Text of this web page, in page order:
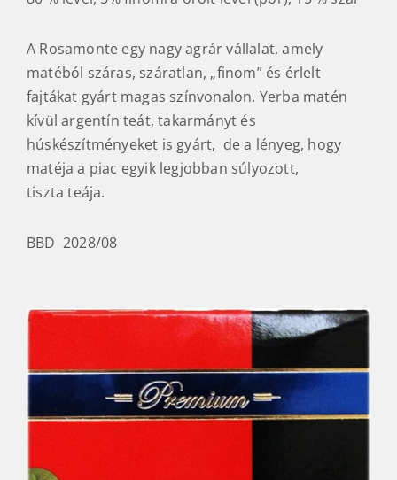
A Rosamonte egy nagy agrár vállalat, amely
matéból száras, száratlan, „finom” és érlelt
fajtákat gyárt magas színvonalon. Yerba matén
kívül argentín teát, takarmányt és
húskészítményeket is gyárt, de a lényeg, hogy
matéja a piac egyik legjobban súlyozott,
tiszta teája.
BBD 2028/08